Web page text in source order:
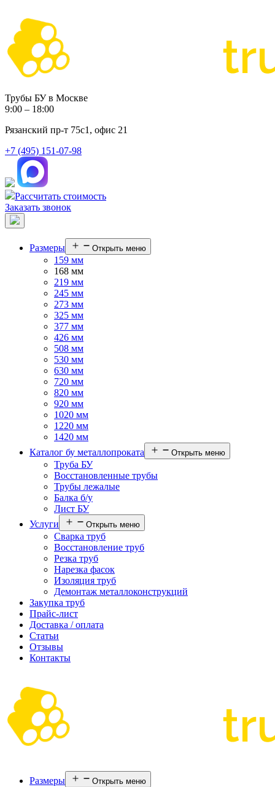
Трубы БУ в Москве
9:00 – 18:00
Рязанский пр-т 75с1, офис 21
+7 (495) 151-07-98
Рассчитать стоимость
Заказать звонок
Размеры Открыть меню
159 мм
168 мм
219 мм
245 мм
273 мм
325 мм
377 мм
426 мм
508 мм
530 мм
630 мм
720 мм
820 мм
920 мм
1020 мм
1220 мм
1420 мм
Каталог бу металлопроката
Открыть меню
Труба БУ
Восстановленные трубы
Трубы лежалые
Балка б/у
Лист БУ
Услуги
Открыть меню
Сварка труб
Восстановление труб
Резка труб
Нарезка фасок
Изоляция труб
Демонтаж металлоконструкций
Закупка труб
Прайс-лист
Доставка / оплата
Статьи
Отзывы
Контакты
Размеры Открыть меню